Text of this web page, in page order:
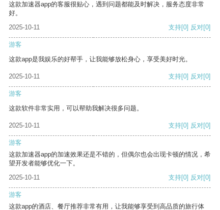
这款加速器app的客服很贴心，遇到问题都能及时解决，服务态度非常
好。
2025-10-11
支持[0] 反对[0]
游客
这款app是我娱乐的好帮手，让我能够放松身心，享受美好时光。
2025-10-11 支持[0] 反对[0]
游客
这款软件非常实用，可以帮助我解决很多问题。
2025-10-11 支持[0] 反对[0]
游客
这款加速器app的加速效果还是不错的，但偶尔也会出现卡顿的情况，希
望开发者能够优化一下。
2025-10-11
支持[0] 反对[0]
游客
这款app的酒店、餐厅推荐非常有用，让我能够享受到高品质的旅行体